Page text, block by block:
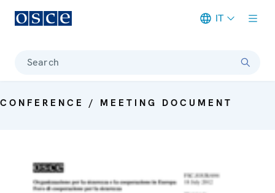
IT
Search
CONFERENCE / MEETING DOCUMENT